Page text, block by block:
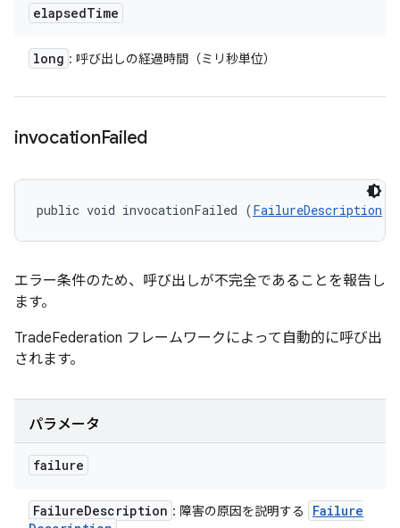
elapsedTime
long : 呼び出しの経過時間（ミリ秒単位）
invocationFailed
public void invocationFailed (FailureDescription
エラー条件のため、呼び出しが不完全であることを報告し
ます。
TradeFederation フレームワークによって自動的に呼び出
されます。
パラメータ
failure
FailureDescription : 障害の原因を説明する
Failure